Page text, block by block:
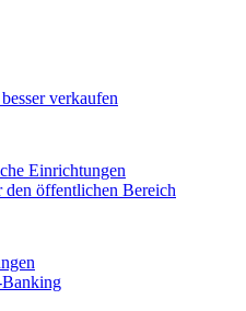
verkaufen
Einrichtungen
öffentlichen Bereich